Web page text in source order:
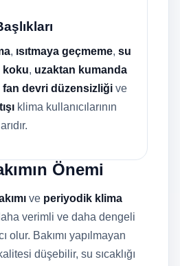
, ısıtmaya geçmeme, su
koku, uzaktan kumanda
fan devri düzensizliği ve
klima kullanıcılarının
Önemi
ve periyodik klima
verimli ve daha dengeli
olur. Bakımı yapılmayan
düşebilir, su sıcaklığı